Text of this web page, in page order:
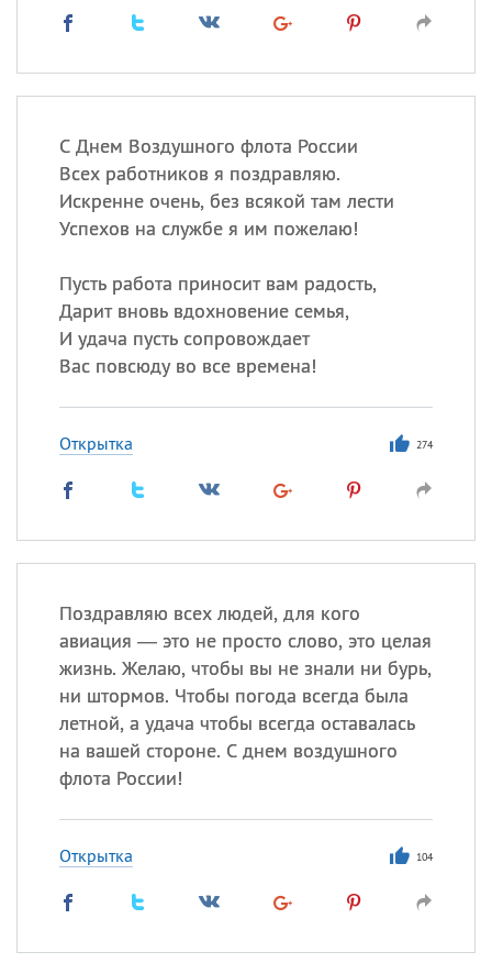
С Днем Воздушного флота России
Всех работников я поздравляю.
Искренне очень, без всякой там лести
Успехов на службе я им пожелаю!
Пусть работа приносит вам радость,
Дарит вновь вдохновение семья,
И удача пусть сопровождает
Вас повсюду во все времена!
Открытка 274
Поздравляю всех людей, для кого
авиация — это не просто слово, это целая
жизнь. Желаю, чтобы вы не знали ни бурь,
ни штормов. Чтобы погода всегда была
летной, а удача чтобы всегда оставалась
на вашей стороне. С днем воздушного
флота России!
Открытка 104